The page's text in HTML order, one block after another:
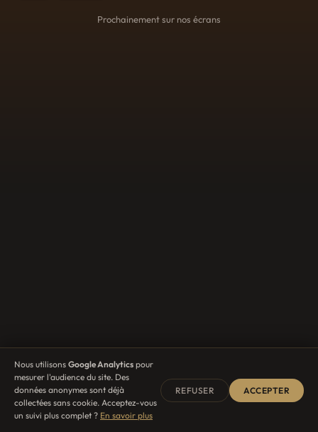
Nous utilisons Google Analytics pour
mesurer l'audience du site. Des
données anonymes sont déjà
collectées sans cookie. Acceptez-vous
un suivi plus complet ? En savoir plus
REFUSER ACCEPTER
Prochainement sur nos écrans